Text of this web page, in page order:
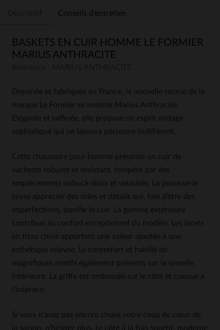
Descriptif Conseils d'entretien
BASKETS EN CUIR HOMME LE FORMIER
MARIUS ANTHRACITE
Dessinée et fabriquée en France, la nouvelle recrue de la
marque Le Formier se nomme Marius Anthracite.
Elégante et raffinée, elle propose un esprit vintage
sophistiqué qui ne laissera personne indifférent.
Cette chaussure pour homme présente un cuir de
vachette robuste et résistant, tempéré par des
empiècements nubuck doux et veloutés. La peausserie
laisse apprécier des rides et détails qui, loin d’être des
imperfections, bonifie le cuir. La gomme extérieure
contribue au confort exceptionnel du modèle. Les lacets
en tissu chiné apportent une valeur ajoutée à une
esthétique relevée. Le contrefort et habillé de
magnifiques motifs également présents sur la semelle
intérieure. La griffe est embossée sur le côté et cousue à
l’intérieur.
Si vous n’avez pas encore choisi votre coup de cœur de
la saison, n’hésitez plus. Le côté à la fois sportif, moderne